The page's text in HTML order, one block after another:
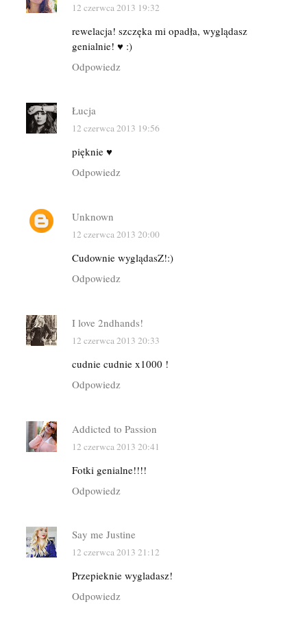
12 czerwca 2013 19:32
rewelacja! szczęka mi opadła, wyglądasz
genialnie! ♥ :)
Odpowiedz
Łucja
12 czerwca 2013 19:56
pięknie ♥
Odpowiedz
Unknown
12 czerwca 2013 20:00
Cudownie wyglądasZ!:)
Odpowiedz
I love 2ndhands!
12 czerwca 2013 20:33
cudnie cudnie x1000 !
Odpowiedz
Addicted to Passion
12 czerwca 2013 20:41
Fotki genialne!!!!
Odpowiedz
Say me Justine
12 czerwca 2013 21:12
Przepieknie wygladasz!
Odpowiedz